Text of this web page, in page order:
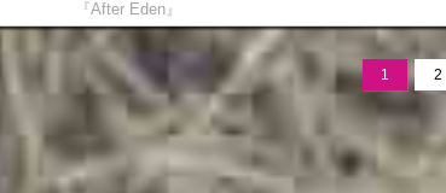
『After Eden』
1 2